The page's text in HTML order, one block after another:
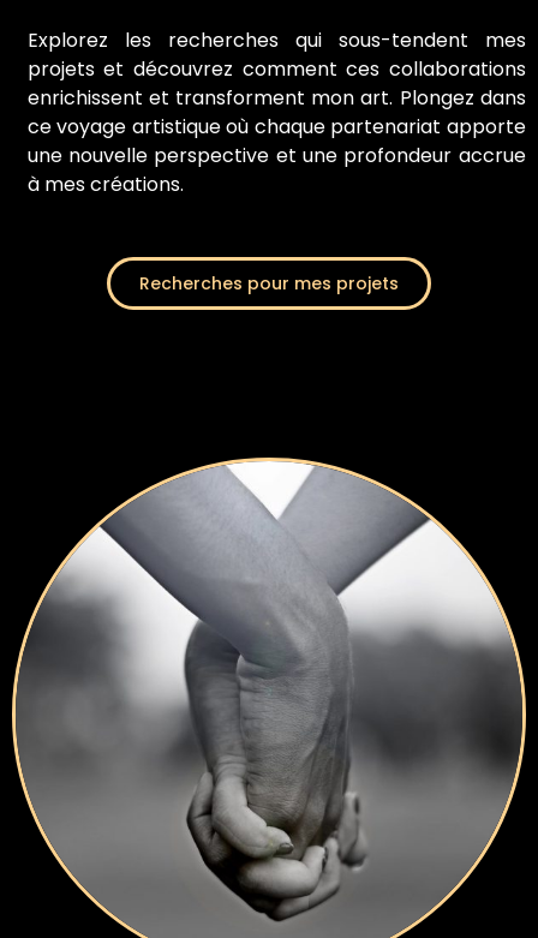
Explorez les recherches qui sous-tendent mes
projets et découvrez comment ces collaborations
enrichissent et transforment mon art. Plongez dans
ce voyage artistique où chaque partenariat apporte
une nouvelle perspective et une profondeur accrue
à mes créations.
Recherches pour mes projets